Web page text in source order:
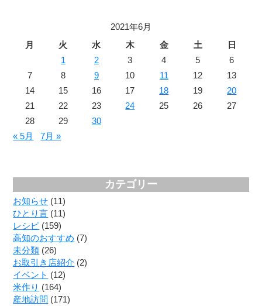
2021年6月
月
火 水 木 金 土
日
1
2 3 4 5
6
7
8 9 10 11 12
13
14
15 16 17 18 19
20
21
22 23 24 25 26
27
28
29
30
« 5月
7月 »
カテゴリー
お知らせ (11)
ひとり言 (11)
レシピ (159)
高知のおすすめ (7)
未分類 (26)
お取引き店紹介 (2)
イベント (12)
米作り (164)
産地訪問 (171)